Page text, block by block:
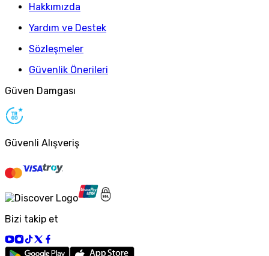
Hakkımızda
Yardım ve Destek
Sözleşmeler
Güvenlik Önerileri
Güven Damgası
Güvenli Alışveriş
Bizi takip et